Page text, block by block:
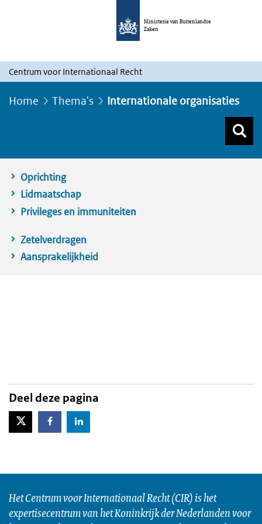
Ministerie van Buitenlandse
Zaken
Centrum voor Internationaal Recht
Home Thema's Internationale organisaties
Oprichting
Lidmaatschap
Privileges en immuniteiten
Zetelverdragen
Aansprakelijkheid
Deel deze pagina
X-TwitterFacebookLinkedIn
Het Centrum voor Internationaal Recht (CIR) is het
expertisecentrum van het Koninkrijk der Nederlanden voor